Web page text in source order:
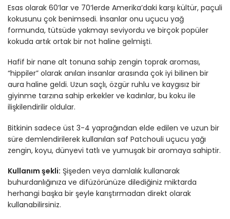
Esas olarak 60’lar ve 70’lerde Amerika’daki karşı kültür, paçuli
kokusunu çok benimsedi. İnsanlar onu uçucu yağ
formunda, tütsüde yakmayı seviyordu ve birçok popüler
kokuda artık ortak bir not haline gelmişti.
Hafif bir nane alt tonuna sahip zengin toprak aroması,
“hippiler” olarak anılan insanlar arasında çok iyi bilinen bir
aura haline geldi. Uzun saçlı, özgür ruhlu ve kaygısız bir
giyinme tarzına sahip erkekler ve kadınlar, bu koku ile
ilişkilendirilir oldular.
Bitkinin sadece üst 3-4 yaprağından elde edilen ve uzun bir
süre demlendirilerek kullanılan saf Patchouli uçucu yağı
zengin, koyu, dünyevi tatlı ve yumuşak bir aromaya sahiptir.
Kullanım şekli: Şişeden veya damlalık kullanarak
buhurdanlığınıza ve difüzörünüze dilediğiniz miktarda
herhangi başka bir şeyle karıştırmadan direkt olarak
kullanabilirsiniz.